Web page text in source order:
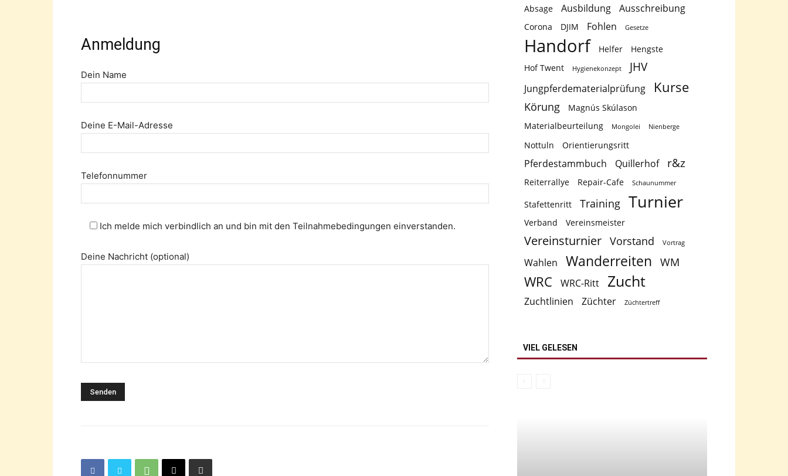
Anmeldung
Dein Name
Deine E-Mail-Adresse
Telefonnummer
Ich melde mich verbindlich an und bin mit den Teilnahmebedingungen einverstanden.
Deine Nachricht (optional)
Absage Ausbildung Ausschreibung
Corona DJIM Fohlen Gesetze
Handorf Helfer
Hengste
Hof Twent
Hygienekonzept JHV
Jungpferdematerialprüfung Kurse
Körung
Magnús Skúlason
Materialbeurteilung
Mongolei Nienberge
Nottuln Orientierungsritt
Pferdestammbuch Quillerhof r&z
Reiterrallye Repair-Cafe Schaunummer
Stafettenritt Training Turnier
Verband Vereinsmeister
Vereinsturnier Vorstand Vortrag
Wahlen Wanderreiten WM
WRC WRC-Ritt Zucht
Zuchtlinien Züchter Züchtertreff
VIEL GELESEN